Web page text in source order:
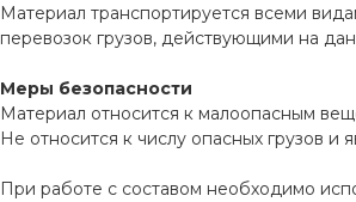
Материал транспортируется всеми
перевозок грузов, действующими на
Меры безопасности
Материал относится к малоопасным
Не относится к числу опасных грузов
При работе с составом необходимо